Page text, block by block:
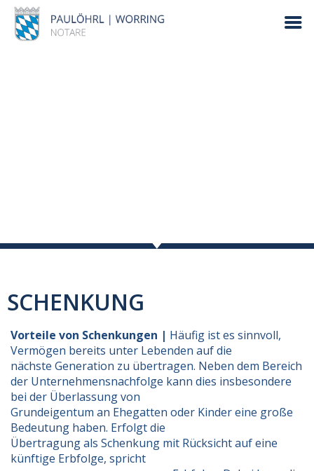
SCHENKUNG
Vorteile von Schenkungen | Häufig ist es sinnvoll,
Vermögen bereits unter Lebenden auf die
nächste Generation zu übertragen. Neben dem Bereich
der Unternehmensnachfolge kann dies insbesondere
bei der Überlassung von
Grundeigentum an Ehegatten oder Kinder eine große
Bedeutung haben. Erfolgt die
Übertragung als Schenkung mit Rücksicht auf eine
künftige Erbfolge, spricht